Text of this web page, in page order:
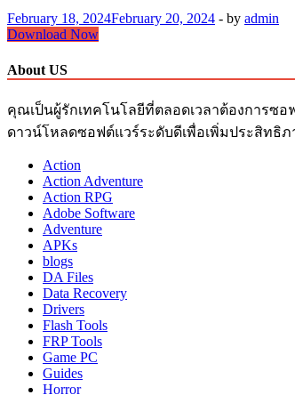
February 18, 2024February 20, 2024 - by admin
GOM
Plus
ถาวร
2.3.92.5362
Full
Crack
Download
Download Now
About US
คุณเป็นผู้รักเทคโนโลยีที่ตลอดเวลาต้องการซ
ดาวน์โหลดซอฟต์แวร์ระดับดีเพื่อเพิ่มประสิทธิ
Action
Action Adventure
Action RPG
Adobe Software
Adventure
APKs
blogs
DA Files
Data Recovery
Drivers
Flash Tools
FRP Tools
Game PC
Guides
Horror